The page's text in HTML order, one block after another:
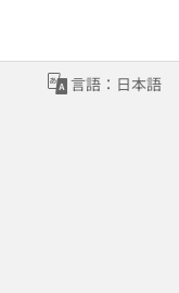
言語：日本語